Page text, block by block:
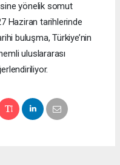
yönelik somut
Haziran tarihlerinde
buluşma, Türkiye’nin
uluslararası